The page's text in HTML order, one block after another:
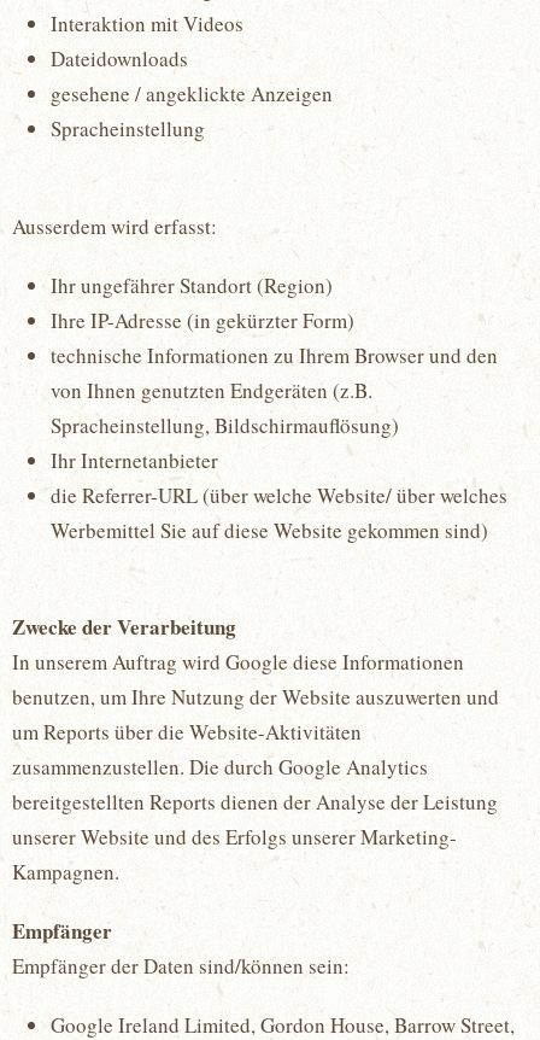
Interaktion mit Videos
Dateidownloads
gesehene / angeklickte Anzeigen
Spracheinstellung
Ausserdem wird erfasst:
Ihr ungefährer Standort (Region)
Ihre IP-Adresse (in gekürzter Form)
technische Informationen zu Ihrem Browser und den
von Ihnen genutzten Endgeräten (z.B.
Spracheinstellung, Bildschirmauflösung)
Ihr Internetanbieter
die Referrer-URL (über welche Website/ über welches
Werbemittel Sie auf diese Website gekommen sind)
Zwecke der Verarbeitung
In unserem Auftrag wird Google diese Informationen
benutzen, um Ihre Nutzung der Website auszuwerten und
um Reports über die Website-Aktivitäten
zusammenzustellen. Die durch Google Analytics
bereitgestellten Reports dienen der Analyse der Leistung
unserer Website und des Erfolgs unserer Marketing-
Kampagnen.
Empfänger
Empfänger der Daten sind/können sein:
Google Ireland Limited, Gordon House, Barrow Street,